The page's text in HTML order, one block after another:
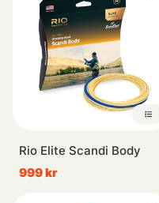
flugor.
På kusten så är det
då de är mer tåliga, har
gör att dom sjunker lite.
mer eller mindre
varumärken som Vision,
Angler mfl. Behöver du
välkommen att kontakta
Rio Elite Scandi Body
999 kr